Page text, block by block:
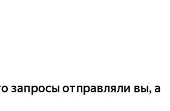
запросы отправляли вы, а